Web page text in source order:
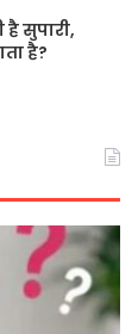
सुपारी,
है?